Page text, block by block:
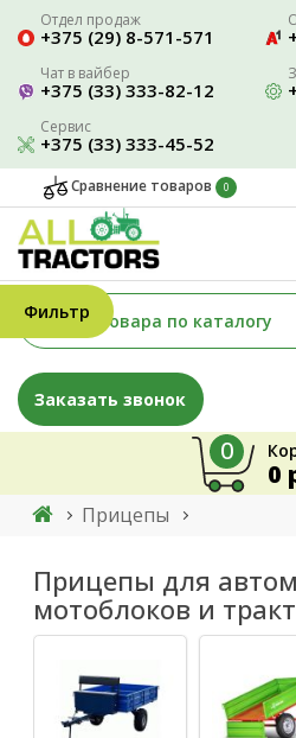
Отдел продаж
+375 (29) 8-571-571
Чат в вайбер
+375 (33) 333-82-12
Сервис
+375 (33) 333-45-52
Сравнение товаров 0
Заказать звонок
0
0
Прицепы
Прицепы для
мотоблоков и
Фильтр